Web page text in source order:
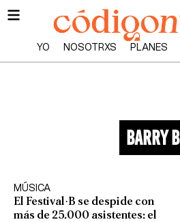
YO NOSOTRXS PLANES
barry b
MÚSICA
El Festival·B se despide con
más de 25.000 asistentes: el